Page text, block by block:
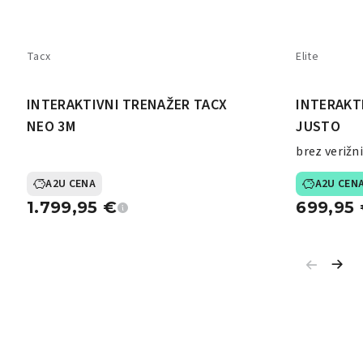
Tacx
INTERAKTIVNI TRENAŽER TACX
NEO 3M
A2U CENA
1.799,95 €
Elite
JUSTO
brez
A2U
699,95